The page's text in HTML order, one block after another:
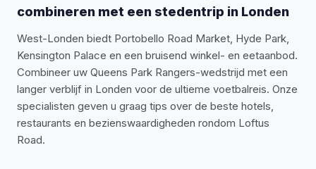
combineren met een stedentrip in Londen
West-Londen biedt Portobello Road Market, Hyde Park,
Kensington Palace en een bruisend winkel- en eetaanbod.
Combineer uw Queens Park Rangers-wedstrijd met een
langer verblijf in Londen voor de ultieme voetbalreis. Onze
specialisten geven u graag tips over de beste hotels,
restaurants en bezienswaardigheden rondom Loftus
Road.